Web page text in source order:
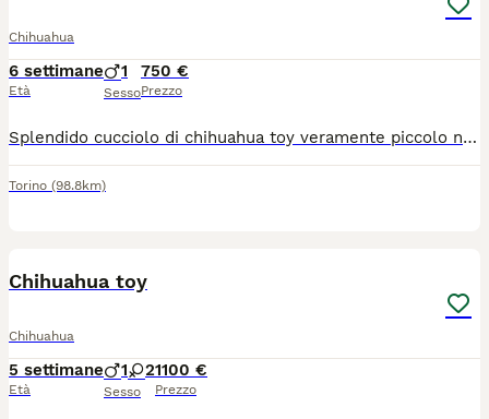
Chihuahua
6 settimane
Età
1
Sesso
750 €
Prezzo
Splendido cucciolo di chihuahua toy veramente piccolo nato il 22 giugno sarà consegnabile dal 17 agosto con ciclo sverminazioni, vaccino microchip passaggio di proprietà libretto sanitario, abituato alla traversina cresciuto in casa dolce e affettuoso ben socializzato testa a mela muso corto molto bello genitori visibili entrambi di mia proprietà per venire a vederlo contattatemi al 379 1459776
Torino (98.8km)
Chihuahua toy
Chihuahua
5 settimane
Età
1 2
Sesso
1100 €
Prezzo